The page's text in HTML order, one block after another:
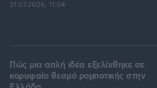
31.07.2026, 11:04
Πώς μια απλή ιδέα εξελίχθηκε σε
κορυφαίο θεσμό ρομποτικής στην